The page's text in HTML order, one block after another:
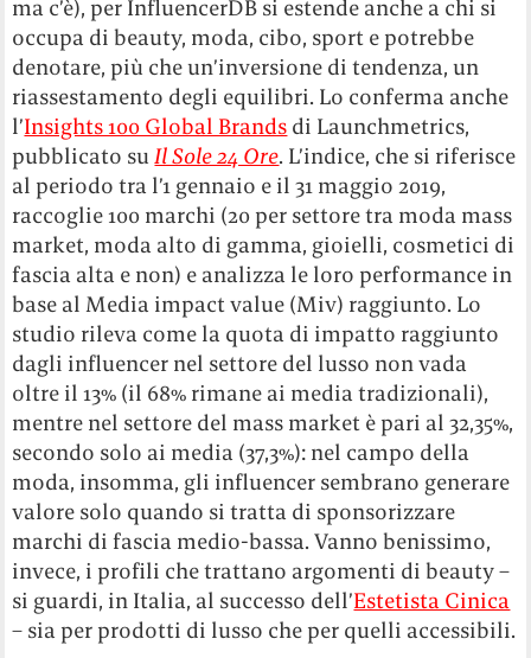
ma c’è), per InfluencerDB si estende anche a chi si
occupa di beauty, moda, cibo, sport e potrebbe
denotare, più che un’inversione di tendenza, un
riassestamento degli equilibri. Lo conferma anche
l’Insights 100 Global Brands di Launchmetrics,
pubblicato su Il Sole 24 Ore. L’indice, che si riferisce
al periodo tra l’1 gennaio e il 31 maggio 2019,
raccoglie 100 marchi (20 per settore tra moda mass
market, moda alto di gamma, gioielli, cosmetici di
fascia alta e non) e analizza le loro performance in
base al Media impact value (Miv) raggiunto. Lo
studio rileva come la quota di impatto raggiunto
dagli influencer nel settore del lusso non vada
oltre il 13% (il 68% rimane ai media tradizionali),
mentre nel settore del mass market è pari al 32,35%,
secondo solo ai media (37,3%): nel campo della
moda, insomma, gli influencer sembrano generare
valore solo quando si tratta di sponsorizzare
marchi di fascia medio-bassa. Vanno benissimo,
invece, i profili che trattano argomenti di beauty –
si guardi, in Italia, al successo dell’Estetista Cinica
– sia per prodotti di lusso che per quelli accessibili.